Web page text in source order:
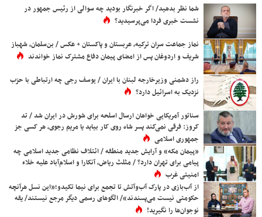
شما نظر بدهید/ اگر خبرنگار بودید چه سوالی از رئیس جمهور در
نشست خبری فردا می‌پرسیدید؟
نماز جماعت سران ترکیه، عربستان و پاکستان + عکس / بن‌سلمان، شهباز
شریف و اردوغان پس از امضای پیمان دفاع مشترک نماز خواندند
راز دشمنی وزیرخارجه لبنان با ایران / یوسف رجی چه ارتباطی با حزب
نزدیک به اسرائیل دارد؟
سناتور آمریکایی خواهان ارسال اسلحه برای شورش در ایران شد / تد
کروز: فرقی نمی‌کند پسر شاه روی کار بیاید یا مریم رجوی، هر کسی جز
جمهوری اسلامی
«پیمان مکه» و آرایش جدید منطقه / ائتلاف نظامی جدید اسلامی چه
پیامی برای تهران دارد؟ / مثلث ریاض، آنکارا و اسلام‌آباد علیه خلاء
امنیتی غرب
از آب‌بازی در پارک آب‌وآتش تا تجمع برای نیما تکیدو؛«این نسل هرآنچه
حکومتی نیست می‌پسندند»/ الگوهای رسمی دیگر مرجع نیستند/ یقه
نوجوان‌ها را نگیرید!